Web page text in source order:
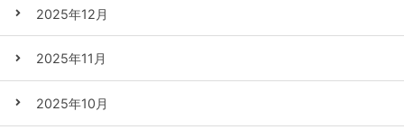
2025年12月
2025年11月
2025年10月